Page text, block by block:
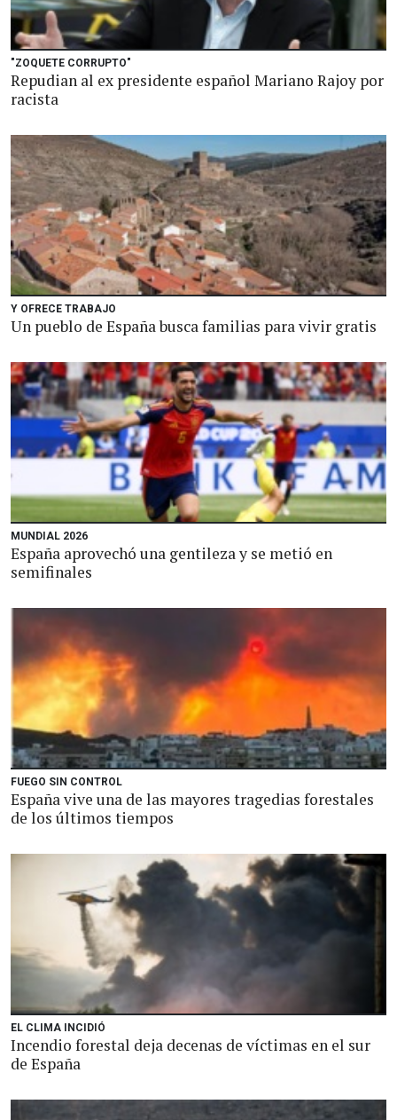
"ZOQUETE CORRUPTO"
Repudian al ex presidente español Mariano Rajoy por
racista
Y OFRECE TRABAJO
Un pueblo de España busca familias para vivir gratis
MUNDIAL 2026
España aprovechó una gentileza y se metió en
semifinales
FUEGO SIN CONTROL
España vive una de las mayores tragedias forestales
de los últimos tiempos
EL CLIMA INCIDIÓ
Incendio forestal deja decenas de víctimas en el sur
de España